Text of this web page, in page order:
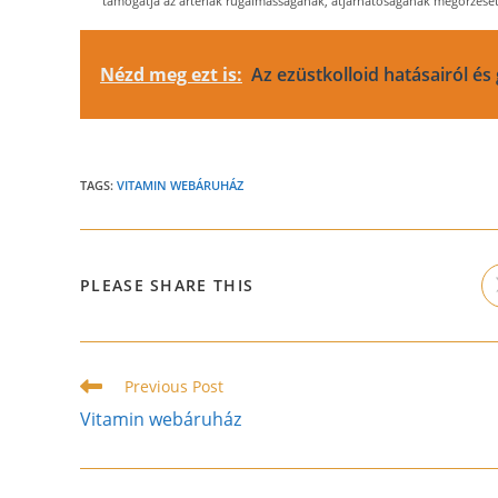
Nézd meg ezt is: Az ezüstkolloid hatásairól
TAGS: VITAMIN WEBÁRUHÁZ
PLEASE SHARE THIS
Read
articles
Previous Post
Vitamin webáruház